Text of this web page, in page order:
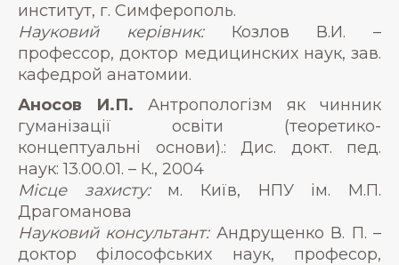
институт, г. Симферополь.
Науковий керівник:Козлов В.И. –
профессор, доктор медицинских наук, зав.
кафедрой анатомии.
Аносов И.П. Антропологізм як чинник
гуманізації освіти (теоретико-
концептуальні основи).: Дис. докт. пед.
наук: 13.00.01. – К., 2004
Місце захисту:м. Київ, НПУ ім. М.П.
Драгоманова
Науковий консультант:Андрущенко В. П. –
доктор філософських наук, професор,